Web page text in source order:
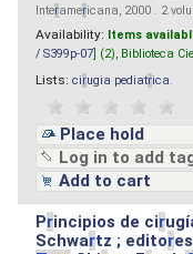
Interamericana, 2000 . 2
Availability: Items
/ S399p-07 ] (2), Biblioteca
Lists: cirugia pediatrica
Place hold
Log in to add
Add to cart
Principios de cir
Schwartz ; editor